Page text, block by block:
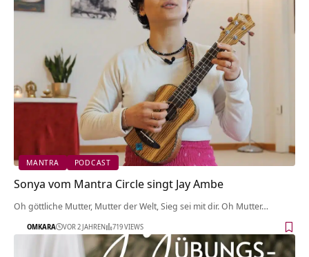
MANTRA PODCAST
Sonya vom Mantra Circle singt Jay Ambe
Oh göttliche Mutter, Mutter der Welt, Sieg sei mit dir. Oh Mutter…
OMKARA VOR 2 JAHREN 719 VIEWS